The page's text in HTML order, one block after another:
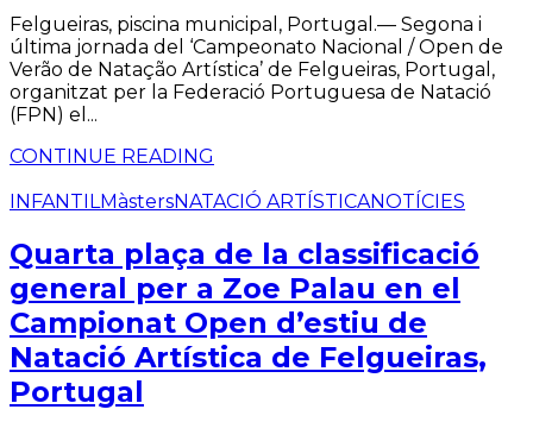
Felgueiras, piscina municipal, Portugal.— Segona i
última jornada del ‘Campeonato Nacional / Open de
Verão de Natação Artística’ de Felgueiras, Portugal,
organitzat per la Federació Portuguesa de Natació
(FPN) el...
CONTINUE READING
INFANTILMàstersNATACIÓ ARTÍSTICANOTÍCIES
Quarta plaça de la classificació
general per a Zoe Palau en el
Campionat Open d’estiu de
Natació Artística de Felgueiras,
Portugal